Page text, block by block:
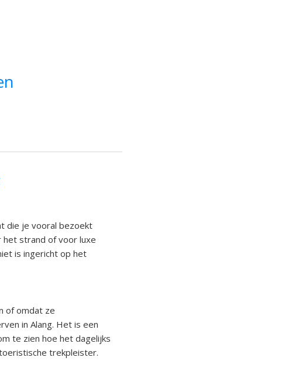
die je vooral bezoekt
het strand of voor luxe
is ingericht op het
of omdat ze
in Alang. Het is een
te zien hoe het dagelijks
trekpleister.